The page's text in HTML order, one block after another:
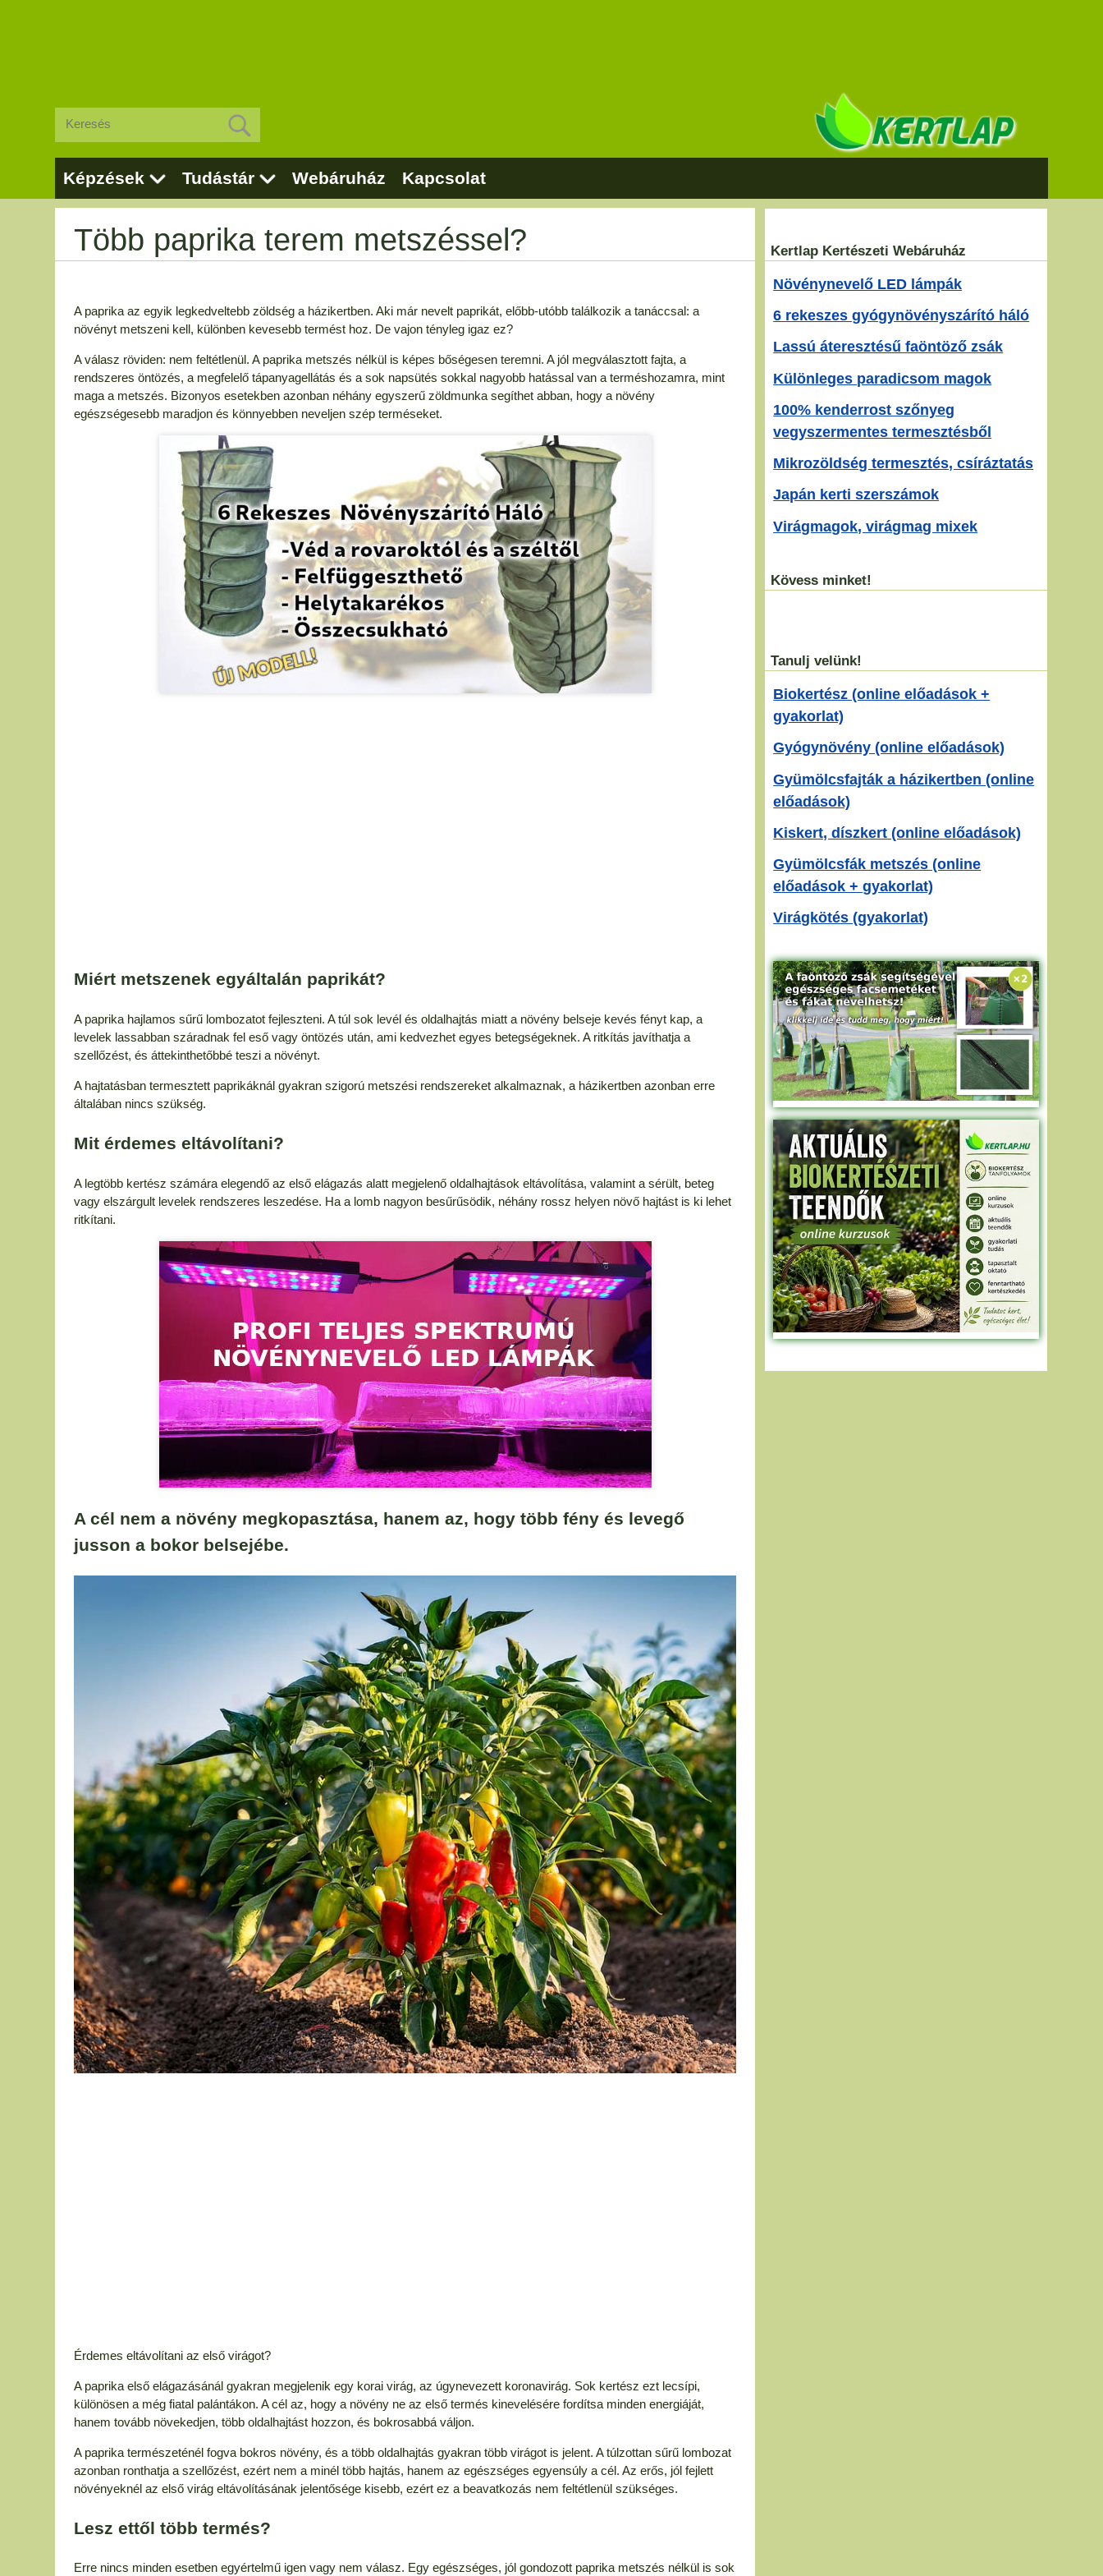
Képzések Tudástár Webáruház Kapcsolat
Több paprika terem metszéssel?
A paprika az egyik legkedveltebb zöldség a házikertben. Aki már nevelt paprikát, előbb-utóbb találkozik a tanáccsal: a
növényt metszeni kell, különben kevesebb termést hoz. De vajon tényleg igaz ez?
A válasz röviden: nem feltétlenül. A paprika metszés nélkül is képes bőségesen teremni. A jól megválasztott fajta, a
rendszeres öntözés, a megfelelő tápanyagellátás és a sok napsütés sokkal nagyobb hatással van a terméshozamra, mint
maga a metszés. Bizonyos esetekben azonban néhány egyszerű zöldmunka segíthet abban, hogy a növény
egészségesebb maradjon és könnyebben neveljen szép terméseket.
Miért metszenek egyáltalán paprikát?
A paprika hajlamos sűrű lombozatot fejleszteni. A túl sok levél és oldalhajtás miatt a növény belseje kevés fényt kap, a
levelek lassabban száradnak fel eső vagy öntözés után, ami kedvezhet egyes betegségeknek. A ritkítás javíthatja a
szellőzést, és áttekinthetőbbé teszi a növényt.
A hajtatásban termesztett paprikáknál gyakran szigorú metszési rendszereket alkalmaznak, a házikertben azonban erre
általában nincs szükség.
Mit érdemes eltávolítani?
A legtöbb kertész számára elegendő az első elágazás alatt megjelenő oldalhajtások eltávolítása, valamint a sérült, beteg
vagy elszárgult levelek rendszeres leszedése. Ha a lomb nagyon besűrűsödik, néhány rossz helyen növő hajtást is ki lehet
ritkítani.
A cél nem a növény megkopasztása, hanem az, hogy több fény és levegő
jusson a bokor belsejébe.
Érdemes eltávolítani az első virágot?
A paprika első elágazásánál gyakran megjelenik egy korai virág, az úgynevezett koronavirág. Sok kertész ezt lecsípi,
különösen a még fiatal palántákon. A cél az, hogy a növény ne az első termés kinevelésére fordítsa minden energiáját,
hanem tovább növekedjen, több oldalhajtást hozzon, és bokrosabbá váljon.
A paprika természeténél fogva bokros növény, és a több oldalhajtás gyakran több virágot is jelent. A túlzottan sűrű lombozat
azonban ronthatja a szellőzést, ezért nem a minél több hajtás, hanem az egészséges egyensúly a cél. Az erős, jól fejlett
növényeknél az első virág eltávolításának jelentősége kisebb, ezért ez a beavatkozás nem feltétlenül szükséges.
Lesz ettől több termés?
Erre nincs minden esetben egyértelmű igen vagy nem válasz. Egy egészséges, jól gondozott paprika metszés nélkül is sok
Kertlap Kertészeti Webáruház
Növénynevelő LED lámpák
6 rekeszes gyógynövényszárító háló
Lassú áteresztésű faöntöző zsák
Különleges paradicsom magok
100% kenderrost szőnyeg
vegyszermentes termesztésből
Mikrozöldség termesztés, csíráztatás
Japán kerti szerszámok
Virágmagok, virágmag mixek
Kövess minket!
Tanulj velünk!
Biokertész (online előadások +
gyakorlat)
Gyógynövény (online előadások)
Gyümölcsfajták a házikertben (online
előadások)
Kiskert, díszkert (online előadások)
Gyümölcsfák metszés (online
előadások + gyakorlat)
Virágkötés (gyakorlat)